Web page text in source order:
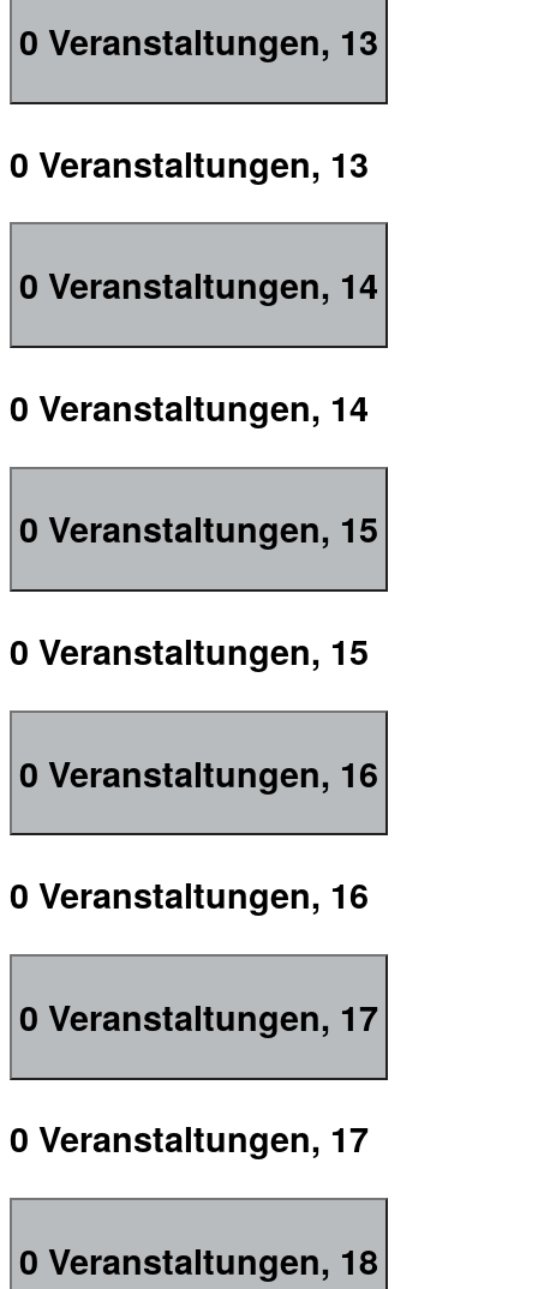
0 Veranstaltungen, 13
0 Veranstaltungen, 13
0 Veranstaltungen, 14
0 Veranstaltungen, 14
0 Veranstaltungen, 15
0 Veranstaltungen, 15
0 Veranstaltungen, 16
0 Veranstaltungen, 16
0 Veranstaltungen, 17
0 Veranstaltungen, 17
0 Veranstaltungen, 18